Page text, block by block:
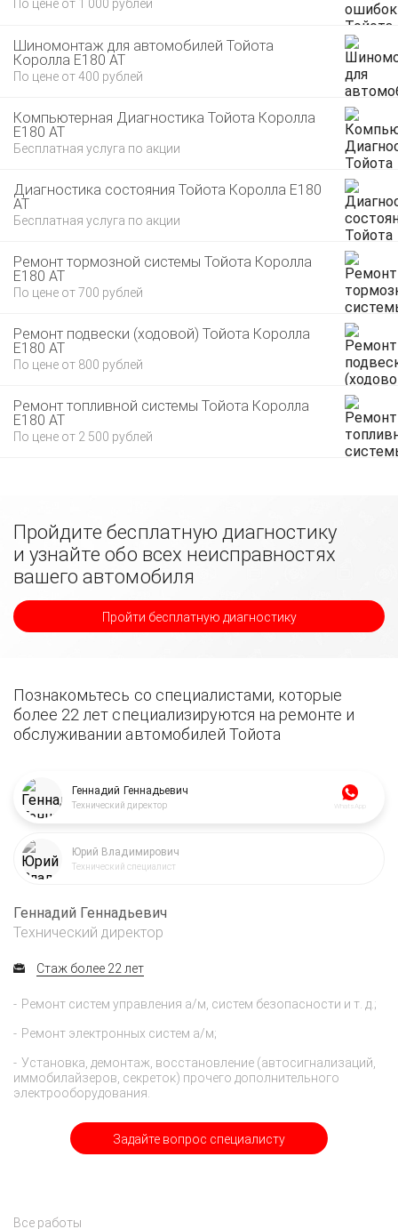
По цене от 1 000 рублей
Шиномонтаж для автомобилей Тойота
Королла E180 AT
По цене от 400 рублей
Компьютерная Диагностика Тойота Королла
E180 AT
Бесплатная услуга по акции
Диагностика состояния Тойота Королла E180
AT
Бесплатная услуга по акции
Ремонт тормозной системы Тойота Королла
E180 AT
По цене от 700 рублей
Ремонт подвески (ходовой) Тойота Королла
E180 AT
По цене от 800 рублей
Ремонт топливной системы Тойота Королла
E180 AT
По цене от 2 500 рублей
Пройдите бесплатную диагностику
и узнайте обо всех неисправностях
вашего автомобиля
Пройти бесплатную диагностику
Познакомьтесь со специалистами, которые
более 22 лет специализируются на ремонте и
обслуживании автомобилей Тойота
Геннадий Геннадьевич
Технический директор WhatsApp
Юрий Владимирович
Технический специалист
Задайте вопрос специалисту
Геннадий Геннадьевич
Технический директор
Стаж более 22 лет
Ремонт систем управления а/м, систем безопасности и т. д.;
Ремонт электронных систем а/м;
Установка, демонтаж, восстановление (автосигнализаций,
иммобилайзеров, секреток) прочего дополнительного
электрооборудования.
Все работы